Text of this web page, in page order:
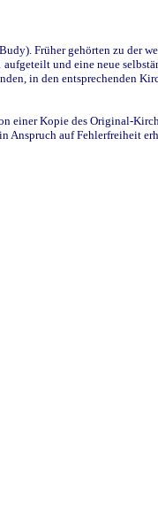
Früher gehörten zu der
und eine neue
in den entsprechenden
Kopie des Original-
Anspruch auf Fehlerfreiheit